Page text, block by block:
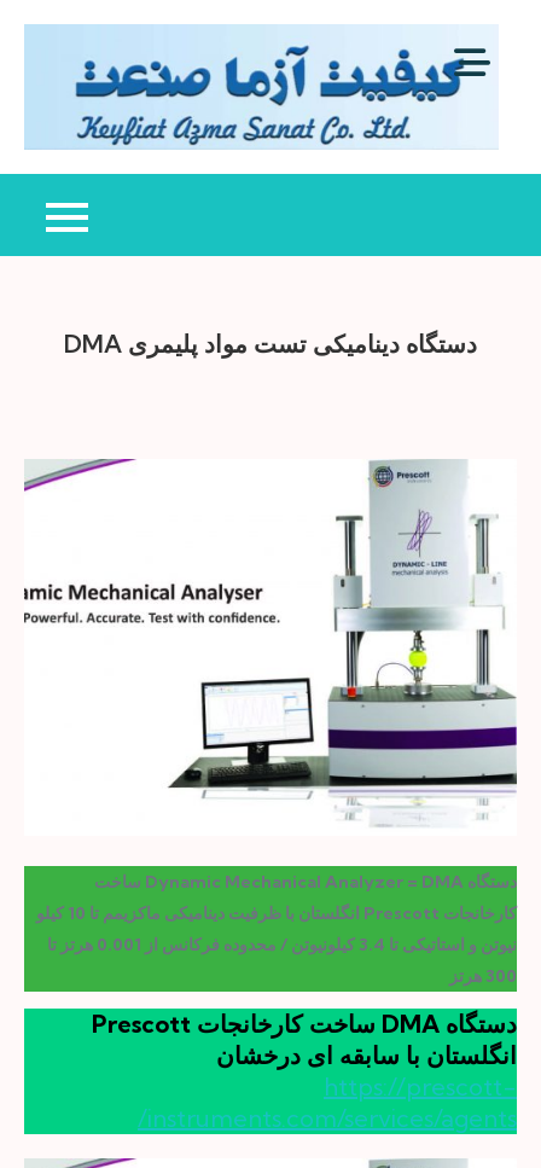
content
دستگاه دینامیکی تست مواد پلیمری DMA
دستگاه Dynamic Mechanical Analyzer = DMA ساخت
کارخانجات Prescott انگلستان با ظرفیت دینامیکی ماکزیمم تا 10 کیلو
نیوتن و استاتیکی تا 3.4 کیلونیوتن / محدوده فرکانس از 0.001 هرتز تا
300 هرتز
دستگاه DMA ساخت کارخانجات Prescott
انگلستان با سابقه ای درخشان
https://prescott-
instruments.com/services/agents/